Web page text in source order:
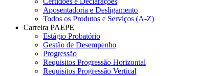
Aposentadoria e Desligamento
Todos os Produtos e Serviços (A-Z)
Carreira PAEPE
Estágio Probatório
Gestão de Desempenho
Progressão
Requisitos Progressão Horizontal
Requisitos Progressão Vertical